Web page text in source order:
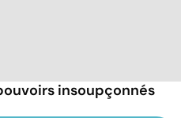
insoupçonnés